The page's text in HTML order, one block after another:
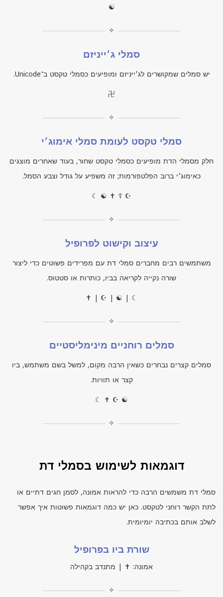
☯
✧
סמלי ג׳ייניזם
יש סמלים שמקושרים לג׳ייניזם ומופיעים כסמלי טקסט ב־Unicode.
卍
✧
סמלי טקסט לעומת סמלי אימוג׳י
חלק מסמלי הדת מופיעים כסמלי טקסט שחור, בעוד שאחרים מוצגים
כאימוג׳י ברוב הפלטפורמות; זה משפיע על גודל וצבע הסמל.
☾ ☯ ✝ ☦ ☪
✧
עיצוב וקישוט לפרופיל
משתמשים רבים מחברים סמלי דת עם מפרידים פשוטים כדי ליצור
שורה נקייה לקריאה בביו, כותרות או סטטוס.
✝ | ☪ | ☯ | ☾
✧
סמלים רוחניים מינימליסטיים
סמלים קצרים נבחרים כשאין הרבה מקום, למשל בשם משתמש, ביו
קצר או תוויות.
☾ ✝ ☪ ☯
✧
דוגמאות לשימוש בסמלי דת
סמלי דת משמשים הרבה כדי להראות אמונה, לסמן חגים דתיים או
לתת הקשר רוחני לטקסט. כאן יש כמה דוגמאות פשוטות איך אפשר
לשלב אותם בכתיבה יומיומית.
שורת ביו בפרופיל
אמונה: ✝ | מתנדב בקהילה
✧